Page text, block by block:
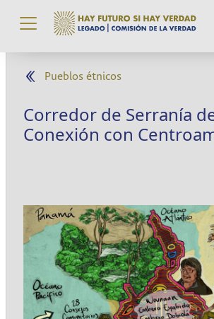
Pasar al contenido principal
Pueblos étnicos
Corredor de Serranía
Conexión con